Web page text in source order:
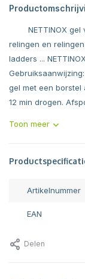
NETTINOX gel
relingen en
ladders ...
gel met een borstel
12 min drogen.
Toon meer
Artikelnummer
EAN
Delen